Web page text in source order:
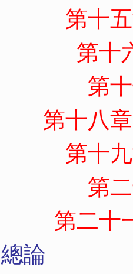
第十
第十
第
第十八
第十
第
第二十
論